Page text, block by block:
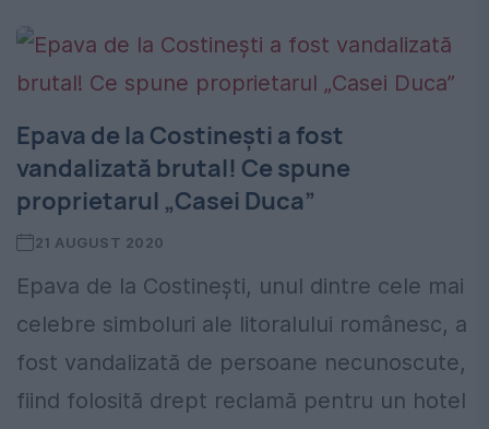
Epava de la Costinești a fost
vandalizată brutal! Ce spune
proprietarul „Casei Duca”
21 AUGUST 2020
Epava de la Costinești, unul dintre cele mai
celebre simboluri ale litoralului românesc, a
fost vandalizată de persoane necunoscute,
fiind folosită drept reclamă pentru un hotel